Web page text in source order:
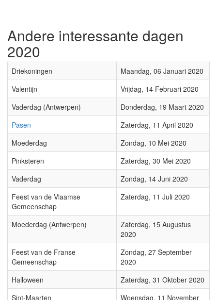
Andere interessante dagen
2020
Driekoningen
Maandag, 06 Januari 2020
Valentijn
Vrijdag, 14 Februari 2020
Vaderdag (Antwerpen)
Donderdag, 19 Maart 2020
Pasen
Zaterdag, 11 April 2020
Moederdag
Zondag, 10 Mei 2020
Pinksteren
Zaterdag, 30 Mei 2020
Vaderdag
Zondag, 14 Juni 2020
Feest van de Vlaamse
Gemeenschap
Zaterdag, 11 Juli 2020
Moederdag (Antwerpen)
Zaterdag, 15 Augustus
2020
Feest van de Franse
Gemeenschap
Zondag, 27 September
2020
Halloween
Zaterdag, 31 Oktober 2020
Sint-Maarten
Woensdag, 11 November